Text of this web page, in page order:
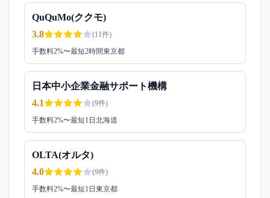
QuQuMo(ククモ)
3.8
(11件)
手数料2%〜最短2時間東京都
日本中小企業金融サポート機構
4.1
(9件)
手数料2%〜最短1日 北海道
OLTA(オルタ)
4.0
(9件)
手数料2%〜最短1日 東京都